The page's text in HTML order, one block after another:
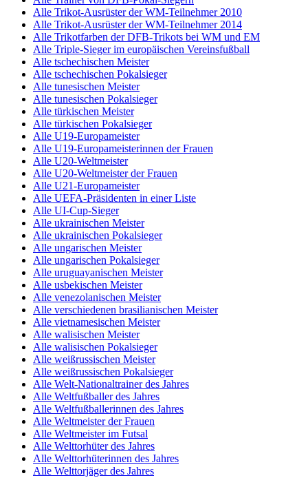
Alle Trikot-Ausrüster der WM-Teilnehmer 2010
Alle Trikot-Ausrüster der WM-Teilnehmer 2014
Alle Trikotfarben der DFB-Trikots bei WM und EM
Alle Triple-Sieger im europäischen Vereinsfußball
Alle tschechischen Meister
Alle tschechischen Pokalsieger
Alle tunesischen Meister
Alle tunesischen Pokalsieger
Alle türkischen Meister
Alle türkischen Pokalsieger
Alle U19-Europameister
Alle U19-Europameisterinnen der Frauen
Alle U20-Weltmeister
Alle U20-Weltmeister der Frauen
Alle U21-Europameister
Alle UEFA-Präsidenten in einer Liste
Alle UI-Cup-Sieger
Alle ukrainischen Meister
Alle ukrainischen Pokalsieger
Alle ungarischen Meister
Alle ungarischen Pokalsieger
Alle uruguayanischen Meister
Alle usbekischen Meister
Alle venezolanischen Meister
Alle verschiedenen brasilianischen Meister
Alle vietnamesischen Meister
Alle walisischen Meister
Alle walisischen Pokalsieger
Alle weißrussischen Meister
Alle weißrussischen Pokalsieger
Alle Welt-Nationaltrainer des Jahres
Alle Weltfußballer des Jahres
Alle Weltfußballerinnen des Jahres
Alle Weltmeister der Frauen
Alle Weltmeister im Futsal
Alle Welttorhüter des Jahres
Alle Welttorhüterinnen des Jahres
Alle Welttorjäger des Jahres